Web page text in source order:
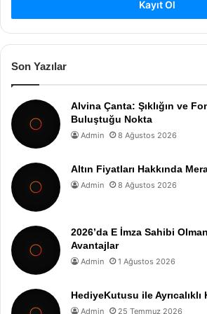
Kayıt Ol
Son Yazılar
Alvina Çanta: Şıklığın ve
Buluştuğu Nokta
Admin 8 Ağustos 2026
Altın Fiyatları Hakkında
Admin 8 Ağustos 2026
2026’da E İmza Sahibi
Avantajlar
Admin 1 Ağustos 2026
HediyeKutusu ile
Admin 25 Temmuz 2026